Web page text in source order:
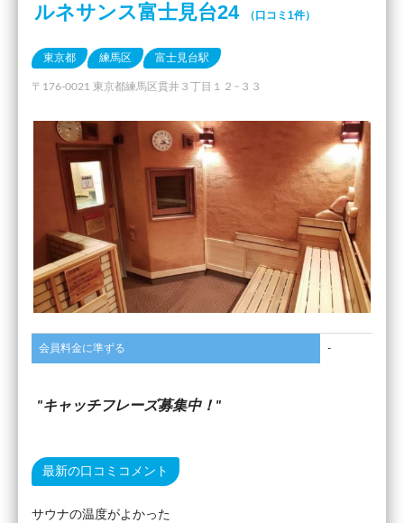
ルネサンス富士見台24 （口コミ1件）
東京都 練馬区 富士見台駅
〒176-0021 東京都練馬区貫井３丁目１２−３３
会員料金に準ずる -
キャッチフレーズ募集中！
最新の口コミコメント
サウナの温度がよかった